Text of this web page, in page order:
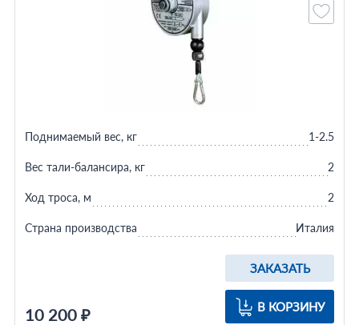
10 200 ₽
ЗАКАЗАТЬ
В КОРЗИНУ
Поднимаемый вес, кг 1-2.5
Вес тали-балансира, кг 2
Ход троса, м 2
Страна производства Италия